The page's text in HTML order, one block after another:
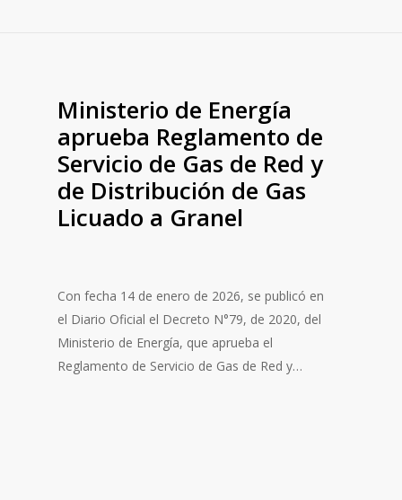
Ministerio de Energía
aprueba Reglamento de
Servicio de Gas de Red y
de Distribución de Gas
Licuado a Granel
Con fecha 14 de enero de 2026, se publicó en
el Diario Oficial el Decreto N°79, de 2020, del
Ministerio de Energía, que aprueba el
Reglamento de Servicio de Gas de Red y…